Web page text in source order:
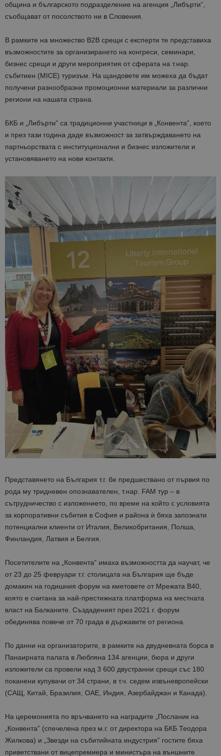
община и българското подразделение на агенция „Либърти”,
съобщават от посолството ни в Словения.
В рамките на множество B2B срещи с експерти те представиха
възможностите за организирането на конгреси, семинари,
бизнес срещи и други мероприятия от сферата на т.нар.
събитиен (MICE) туризъм. На щандовете им можеха да бъдат
получени разнообразни промоционни материали за различни
региони на нашата страна.
БКБ и „Либърти” са традиционни участници в „Конвента”, което
и през тази година даде възможност за затвърждаването на
партньорствата с институционални и бизнес изложители и
установяването на нови контакти.
Представянето на България т.г. бе предшествано от първия по
рода му тридневен опознавателен, т.нар. FAM тур – в
сътрудничество с изложението, по време на който с условията
за корпоративни събития в София и района ѝ бяха запознати
потенциални клиенти от Италия, Великобритания, Полша,
Финландия, Латвия и Белгия.
Посетителите на „Конвента” имаха възможността да научат, че
от 23 до 25 февруари т.г. столицата на България ще бъде
домакин на годишния форум на кметовете от Мрежата В40,
която е считана за най-престижната платформа на местната
власт на Балканите. Създаденият през 2021 г. форум
обединява повече от 70 града в държавите от региона.
По данни на организаторите, в рамките на двудневната борса в
Панаирната палата в Любляна 134 агенции, бюра и други
изложители са провели над 3 600 двустранни срещи със 180
поканени купувачи от 34 страни, в т.ч. седем извъневропейски
(САЩ, Китай, Бразилия, ОАЕ, Индия, Азербайджан и Канада).
На церемонията по връчването на наградите „Посланик на
„Конвента” (спечелена през м.г. от директора на БКБ Теодора
Жилкова) и „Звезди на събитийната индустрия” гостите бяха
приветствани от вицепремиера и министъра на външните